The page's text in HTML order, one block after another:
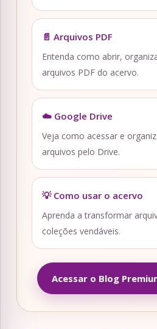
📄 Arquivos PDF
Entenda como abrir,
arquivos PDF do acervo.
☁️ Google Drive
Veja como acessar e
arquivos pelo Drive.
💡 Como usar o acervo
Aprenda a transformar
coleções vendáveis.
Acessar o Blog